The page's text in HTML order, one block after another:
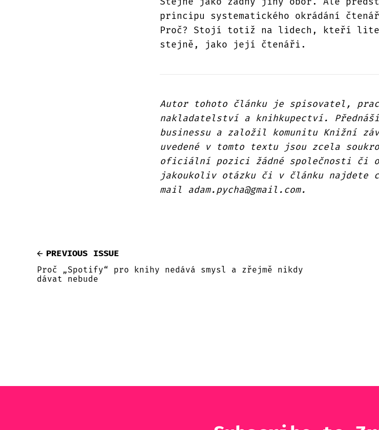
principu systematického okrádání
Proč? Stojí totiž na lidech, kteří
stejně, jako její čtenáři.
Autor tohoto článku je spisovatel,
nakladatelství a knihkupectví.
businessu a založil komunitu Knižní
uvedené v tomto textu jsou zcela
oficiální pozici žádné společnosti či
jakoukoliv otázku či v článku najdete
mail adam.pycha@gmail.com.
PREVIOUS ISSUE
Proč „Spotify“ pro knihy nedává smysl a zřejmě nikdy
dávat nebude